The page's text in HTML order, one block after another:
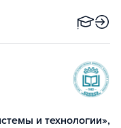
и технологии»,